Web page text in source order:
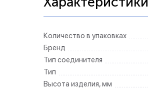
Количество в упаковках
Бренд
Тип соединителя
Тип
Высота изделия, мм